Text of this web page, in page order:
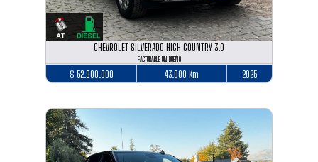
CHEVROLET SILVERADO HIGH COUNTRY 3.0
FACTURABLE UN DUEÑO
$ 52.900.000 43.000 Km 2025